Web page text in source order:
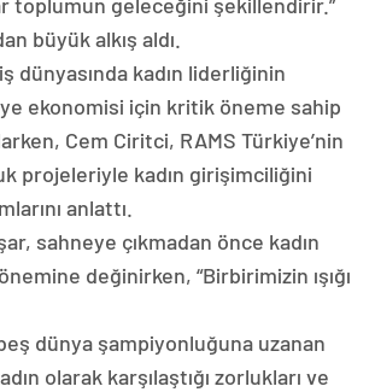
büyük alkış aldı.
dünyasında kadın liderliğinin
ekonomisi için kritik öneme sahip
Cem Ciritci, RAMS Türkiye’nin
projeleriyle kadın girişimciliğini
anlattı.
sahneye çıkmadan önce kadın
değinirken, “Birbirimizin ışığı
dünya şampiyonluğuna uzanan
olarak karşılaştığı zorlukları ve